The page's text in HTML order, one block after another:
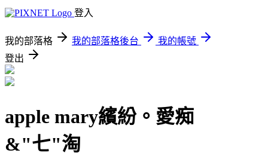
登入
我的部落格 我的部落格後台
我的帳號
登出
apple mary繽紛。愛痴
&"七"淘